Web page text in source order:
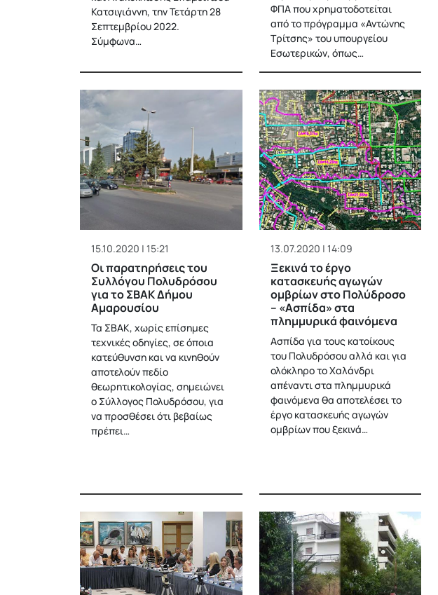
Κατσιγιάννη, την Τετάρτη 28
Σεπτεμβρίου 2022.
Σύμφωνα…
ΦΠΑ που χρηματοδοτείται
από το πρόγραμμα «Αντώνης
Τρίτσης» του υπουργείου
Εσωτερικών, όπως…
15.10.2020 | 15:21
Οι παρατηρήσεις του
Συλλόγου Πολυδρόσου
για το ΣΒΑΚ Δήμου
Αμαρουσίου
Τα ΣΒΑΚ, χωρίς επίσημες
τεχνικές οδηγίες, σε όποια
κατεύθυνση και να κινηθούν
αποτελούν πεδίο
θεωρητικολογίας, σημειώνει
ο Σύλλογος Πολυδρόσου, για
να προσθέσει ότι βεβαίως
πρέπει…
13.07.2020 | 14:09
Ξεκινά το έργο
κατασκευής αγωγών
ομβρίων στο Πολύδροσο
– «Ασπίδα» στα
πλημμυρικά φαινόμενα
Ασπίδα για τους κατοίκους
του Πολυδρόσου αλλά και για
ολόκληρο το Χαλάνδρι
απέναντι στα πλημμυρικά
φαινόμενα θα αποτελέσει το
έργο κατασκευής αγωγών
ομβρίων που ξεκινά…